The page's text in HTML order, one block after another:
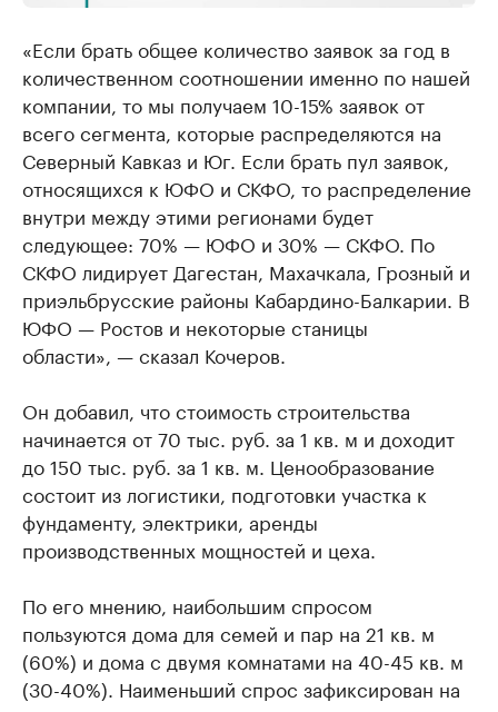
«Если брать общее количество заявок за год в
количественном соотношении именно по нашей
компании, то мы получаем 10-15% заявок от
всего сегмента, которые распределяются на
Северный Кавказ и Юг. Если брать пул заявок,
относящихся к ЮФО и СКФО, то распределение
внутри между этими регионами будет
следующее: 70% — ЮФО и 30% — СКФО. По
СКФО лидирует Дагестан, Махачкала, Грозный и
приэльбрусские районы Кабардино-Балкарии. В
ЮФО — Ростов и некоторые станицы
области», — сказал Кочеров.
Он добавил, что стоимость строительства
начинается от 70 тыс. руб. за 1 кв. м и доходит
до 150 тыс. руб. за 1 кв. м. Ценообразование
состоит из логистики, подготовки участка к
фундаменту, электрики, аренды
производственных мощностей и цеха.
По его мнению, наибольшим спросом
пользуются дома для семей и пар на 21 кв. м
(60%) и дома с двумя комнатами на 40-45 кв. м
(30-40%). Наименьший спрос зафиксирован на